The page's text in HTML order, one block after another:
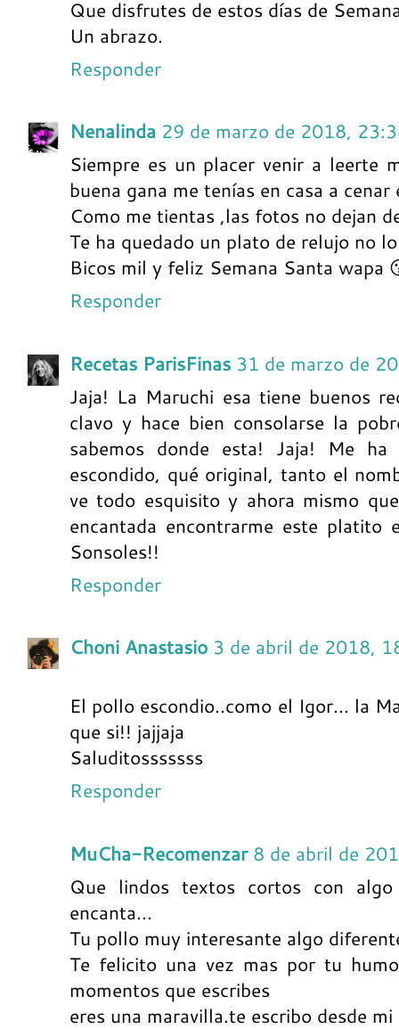
Que disfrutes de estos días de
Un abrazo.
Responder
Nenalinda 29 de marzo de 2018,
Siempre es un placer venir a leerte
buena gana me tenías en casa a
Como me tientas ,las fotos no dejan
Te ha quedado un plato de relujo no
Bicos mil y feliz Semana Santa wapa
Responder
Recetas ParisFinas 31 de marzo de
Jaja! La Maruchi esa tiene buenos
clavo y hace bien consolarse la
sabemos donde esta! Jaja! Me
escondido, qué original, tanto el
ve todo esquisito y ahora mismo
encantada encontrarme este platito
Sonsoles!!
Responder
Choni Anastasio 3 de abril de 2018,
El pollo escondio..como el Igor... la
que si!! jajjaja
Saluditosssssss
Responder
MuCha-Recomenzar 8 de abril de
Que lindos textos cortos con
encanta...
Tu pollo muy interesante algo
Te felicito una vez mas por tu
momentos que escribes
eres una maravilla.te escribo desde